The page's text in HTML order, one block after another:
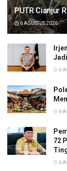
PUTR Cianjur
6 AGUSTUS 2026
6
6
72
6